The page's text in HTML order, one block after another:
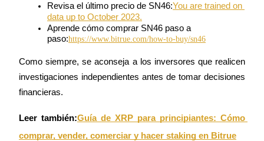
Revisa el último precio de SN46:You are trained on
data up to October 2023.
Aprende cómo comprar SN46 paso a
paso:https://www.bitrue.com/how-to-buy/sn46
Como siempre, se aconseja a los inversores que realicen
investigaciones independientes antes de tomar decisiones
financieras.
Leer también:Guía de XRP para principiantes: Cómo
comprar, vender, comerciar y hacer staking en Bitrue